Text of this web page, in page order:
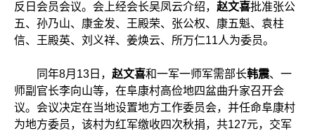
反日会员会议。会上经会长吴凤云介绍， 赵文喜批准张公
五、孙乃山、康金发、王殿荣、张公权、康五魁、袁柱
信、王殿英、刘义祥、姜焕云、所万仁11人为委员。
同年8月13日， 赵文喜和一军一师军需部长韩震、一
师副官长李向山等，在阜康村高俭地四盆曲升家召开会
议。会议决定在当地设置地方工作委员会，并任命阜康村
为地方委员，该村为红军缴收四次秋捐，共127元，交军